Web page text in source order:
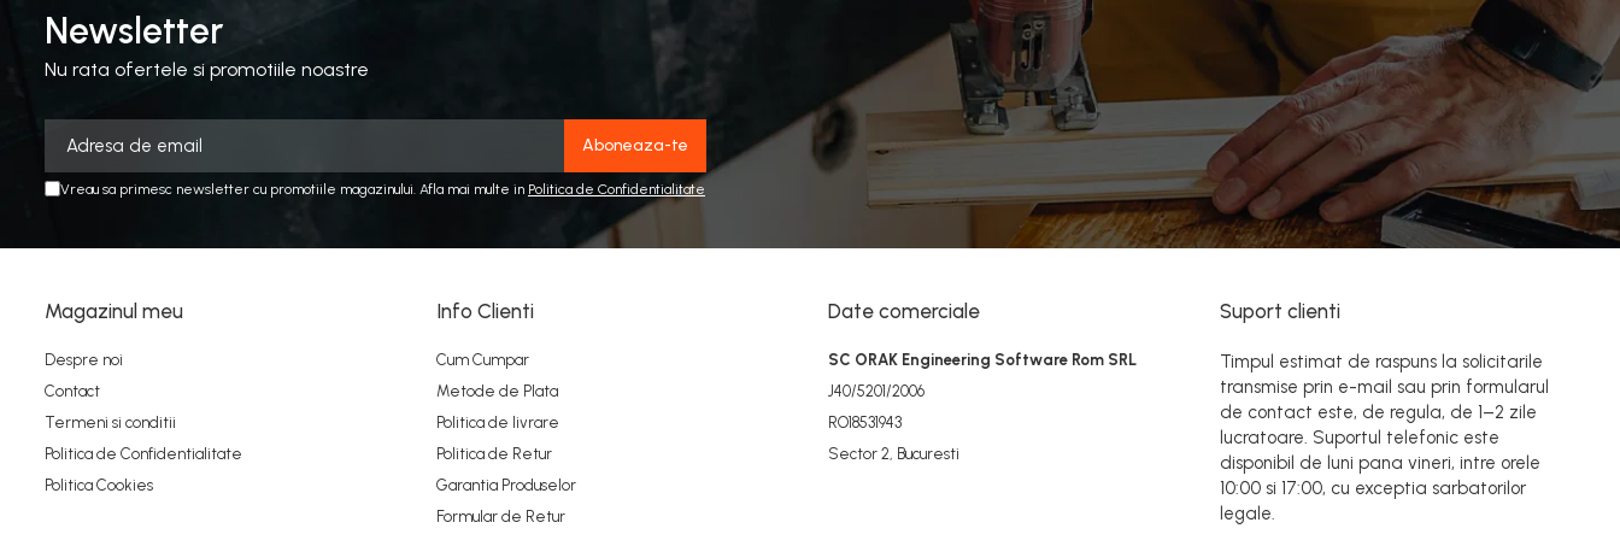
1:76
MACHETE AUTO SCARA 1:87
TRACTOR
MACHETE ELICOPTERE SI
AVIOANE
MACHETE NAVE MILITARE –
Miniaturi Navale de Colectie
MACHETE RALIU – Miniaturi
Masini de Raliu la Diverse Scari
MACHETE VEHICULE
INTERVENTIE
MINI DIORAME
Newsletter
Nu rata ofertele si promotiile noastre
Vreau sa primesc newsletter cu promotiile magazinului. Afla mai multe in Politica de Confidentialitate
Magazinul meu
Despre noi
Contact
Termeni si conditii
Politica de Confidentialitate
Politica Cookies
Info Clienti
Cum Cumpar
Metode de Plata
Politica de livrare
Politica de Retur
Garantia Produselor
Formular de Retur
Date comerciale
SC ORAK Engineering Software Rom SRL
J40/5201/2006
RO18531943
Sector 2, Bucuresti
Suport clienti
Timpul estimat de raspuns la solicitarile
transmise prin e-mail sau prin formularul
de contact este, de regula, de 1–2 zile
lucratoare. Suportul telefonic este
disponibil de luni pana vineri, intre orele
10:00 si 17:00, cu exceptia sarbatorilor
legale.